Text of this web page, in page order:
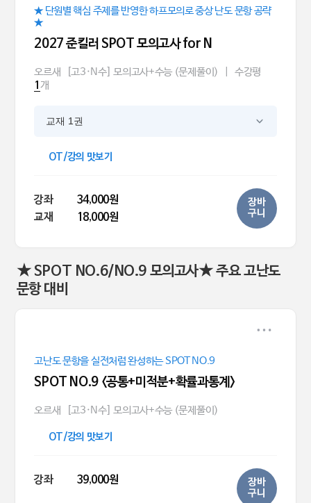
★ 단원별 핵심 주제를 반영한 하프모의로 중상 난도 문항 공략
★
2027 준킬러 SPOT 모의고사 for N
오르새 [고3·N수] 모의고사+수능 (문제풀이) 수강평
1 개
교재 1권
OT/강의 맛보기
강좌
34,000원
교재
18,000원
장바
구니
★ SPOT NO.6/NO.9 모의고사★ 주요 고난도
문항 대비
고난도 문항을 실전처럼 완성하는 SPOT NO.9
SPOT NO.9 <공통+미적분+확률과통계>
오르새 [고3·N수] 모의고사+수능 (문제풀이)
OT/강의 맛보기
강좌 39,000원
장바
구니